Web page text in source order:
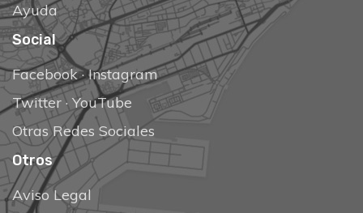
Ayuda
Social
Facebook·Instagram
Twitter· YouTube
Otras Redes Sociales
Otros
Aviso Legal